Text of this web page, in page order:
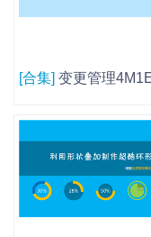
[合集] 变更管理